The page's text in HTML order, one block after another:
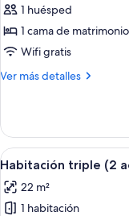
de
Suite
junior
Use)
1 huésped
1 cama de
Wifi gratis
Ver más detalles
Más
junior
(Single
Use)
Abrir
todas
las
fotos
5
Habitación triple (2
22 m²
1 habitación